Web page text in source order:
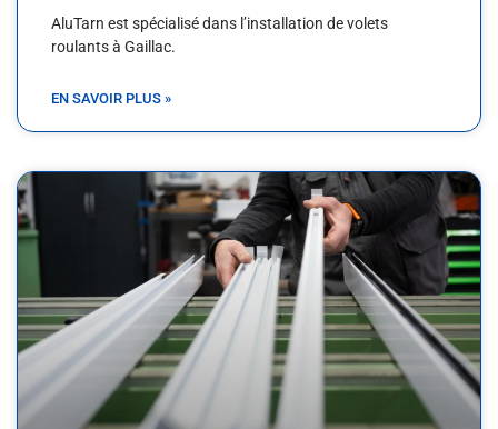
AluTarn est spécialisé dans l’installation de volets
roulants à Gaillac.
EN SAVOIR PLUS »